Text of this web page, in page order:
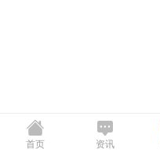
首页 资讯